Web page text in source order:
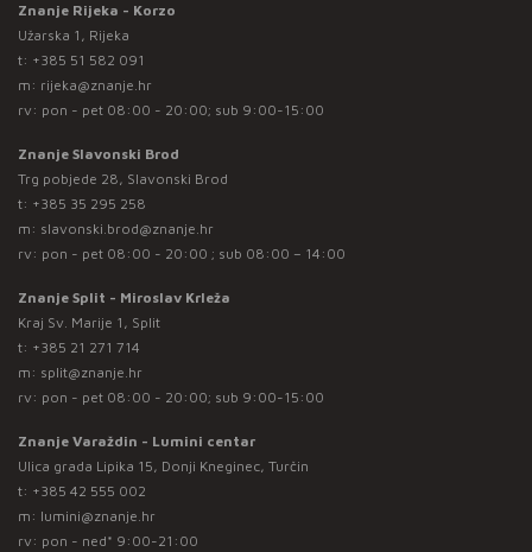
Znanje Rijeka - Korzo
Užarska 1, Rijeka
t: +385 51 582 091
m: rijeka@znanje.hr
rv: pon - pet 08:00 - 20:00; sub 9:00-15:00
Znanje Slavonski Brod
Trg pobjede 28, Slavonski Brod
t: +385 35 295 258
m: slavonski.brod@znanje.hr
rv: pon - pet 08:00 - 20:00 ; sub 08:00 – 14:00
Znanje Split - Miroslav Krleža
Kraj Sv. Marije 1, Split
t: +385 21 271 714
m: split@znanje.hr
rv: pon - pet 08:00 - 20:00; sub 9:00-15:00
Znanje Varaždin - Lumini centar
Ulica grada Lipika 15, Donji Kneginec, Turčin
t: +385 42 555 002
m: lumini@znanje.hr
rv: pon - ned* 9:00-21:00